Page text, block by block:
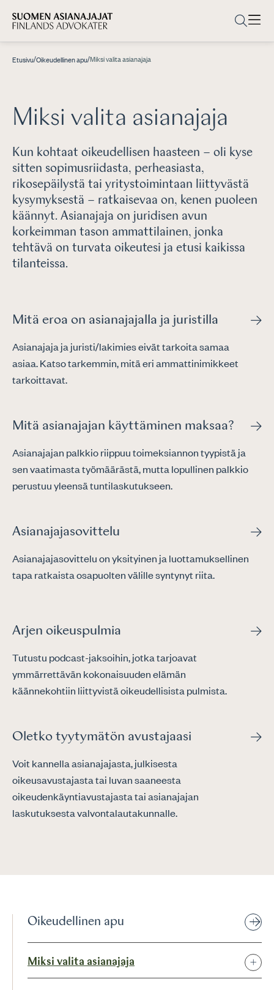
Etusivu/Oikeudellinen apu/Miksi valita asianajaja
Miksi valita asianajaja
Kun kohtaat oikeudellisen haasteen – oli kyse
sitten sopimusriidasta, perheasiasta,
rikosepäilystä tai yritystoimintaan liittyvästä
kysymyksestä – ratkaisevaa on, kenen puoleen
käännyt. Asianajaja on juridisen avun
korkeimman tason ammattilainen, jonka
tehtävä on turvata oikeutesi ja etusi kaikissa
tilanteissa.
Mitä eroa on asianajajalla ja juristilla
Asianajaja ja juristi/lakimies eivät tarkoita samaa
asiaa. Katso tarkemmin, mitä eri ammattinimikkeet
tarkoittavat.
Mitä asianajajan käyttäminen maksaa?
Asianajajan palkkio riippuu toimeksiannon tyypistä ja
sen vaatimasta työmäärästä, mutta lopullinen palkkio
perustuu yleensä tuntilaskutukseen.
Asianajajasovittelu
Asianajajasovittelu on yksityinen ja luottamuksellinen
tapa ratkaista osapuolten välille syntynyt riita.
Arjen oikeuspulmia
Tutustu podcast-jaksoihin, jotka tarjoavat
ymmärrettävän kokonaisuuden elämän
käännekohtiin liittyvistä oikeudellisista pulmista.
Oletko tyytymätön avustajaasi
Voit kannella asianajajasta, julkisesta
oikeusavustajasta tai luvan saaneesta
oikeudenkäyntiavustajasta tai asianajajan
laskutuksesta valvontalautakunnalle.
Oikeudellinen apu
Miksi valita asianajaja